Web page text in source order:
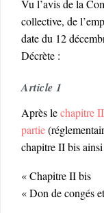
Vu l’avis de la
collective, de
date du 12
Décrète :
Article 1
Après lechapitre
partie
chapitre II bis
« Chapitre II bis
« Don de congés